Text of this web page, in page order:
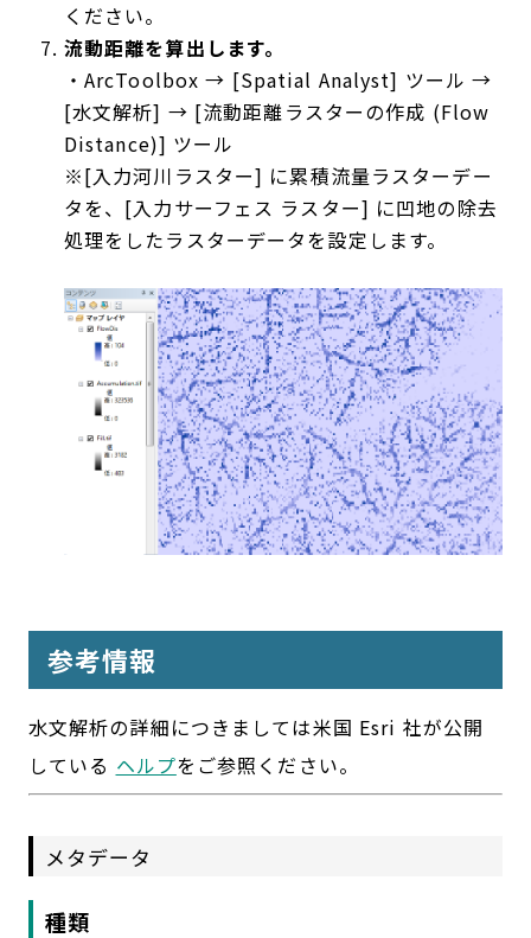
ください。
流動距離を算出します。
・ArcToolbox → [Spatial Analyst] ツール →
[水文解析] → [流動距離ラスターの作成 (Flow
Distance)] ツール
※[入力河川ラスター] に累積流量ラスターデー
タを、[入力サーフェス ラスター] に凹地の除去
処理をしたラスターデータを設定します。
参考情報
水文解析の詳細につきましては米国 Esri 社が公開
している ヘルプをご参照ください。
メタデータ
種類